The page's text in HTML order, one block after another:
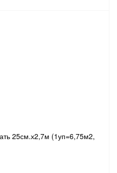
25см.х2,7м (1уп=6,75м2,